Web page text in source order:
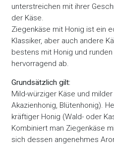
unterstreichen mit ihrer
der Käse.
Ziegenkäse mit Honig ist ein
Klassiker, aber auch andere
bestens mit Honig und
hervorragend ab.
Grundsätzlich gilt:
Mild-würziger Käse und
Akazienhonig, Blütenhonig).
kräftiger Honig (Wald- oder
Kombiniert man Ziegenkäse
sich dessen angenehmes